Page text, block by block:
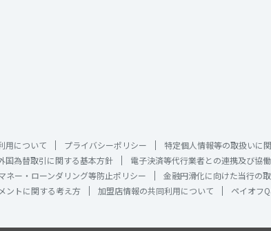
用について プライバシーポリシー 特定個人情報等の取扱いに
国為替取引に関する基本方針 電子決済等代行業者との連携及び協
ネー・ローンダリング等防止ポリシー 金融円滑化に向けた当行の
ントに関する考え方 加盟店情報の共同利用について ペイオフ